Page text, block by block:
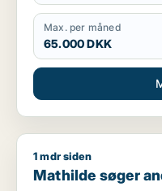
Max. per måned
65.000 DKK
Mathilde søger
1 mdr siden
Mathilde søger